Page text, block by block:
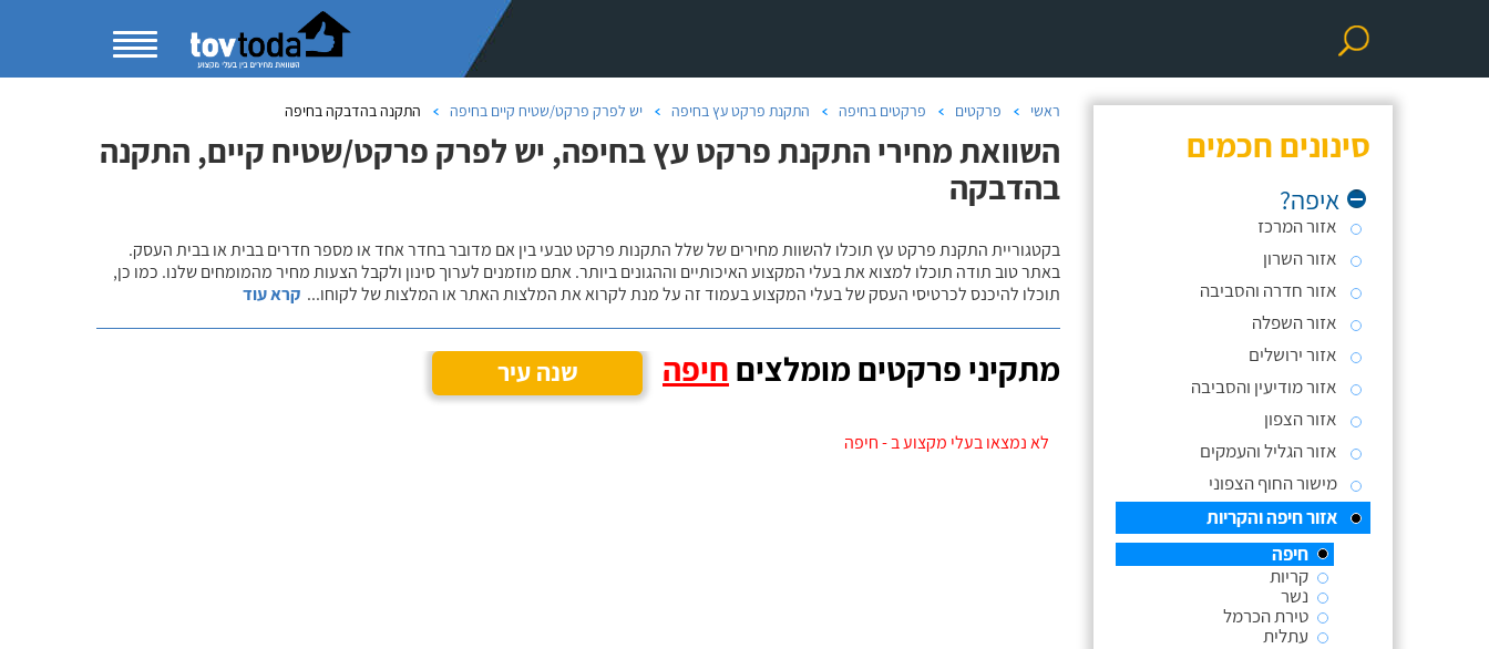
סינונים חכמים
איפה?
אזור המרכז
אזור השרון
אזור חדרה והסביבה
אזור השפלה
אזור ירושלים
אזור מודיעין והסביבה
אזור הצפון
אזור הגליל והעמקים
מישור החוף הצפוני
אזור חיפה והקריות
חיפה
קריות
נשר
טירת הכרמל
עתלית
ראשי פרקטים פרקטים בחיפה התקנת פרקט עץ בחיפה יש לפרק פרקט/שטיח קיים בחיפה התקנה בהדבקה בחיפה
השוואת מחירי התקנת פרקט עץ בחיפה, יש לפרק פרקט/שטיח קיים, התקנה
בהדבקה
בקטגוריית התקנת פרקט עץ תוכלו להשוות מחירים של שלל התקנות פרקט טבעי בין אם מדובר בחדר אחד או מספר חדרים בבית או בבית העסק.
באתר טוב תודה תוכלו למצוא את בעלי המקצוע האיכותיים וההגונים ביותר. אתם מוזמנים לערוך סינון ולקבל הצעות מחיר מהמומחים שלנו. כמו כן,
תוכלו להיכנס לכרטיסי העסק של בעלי המקצוע בעמוד זה על מנת לקרוא את המלצות האתר או המלצות של לקוחו... קרא עוד
מתקיני פרקטים מומלצים חיפה שנה עיר
לא נמצאו בעלי מקצוע ב - חיפה